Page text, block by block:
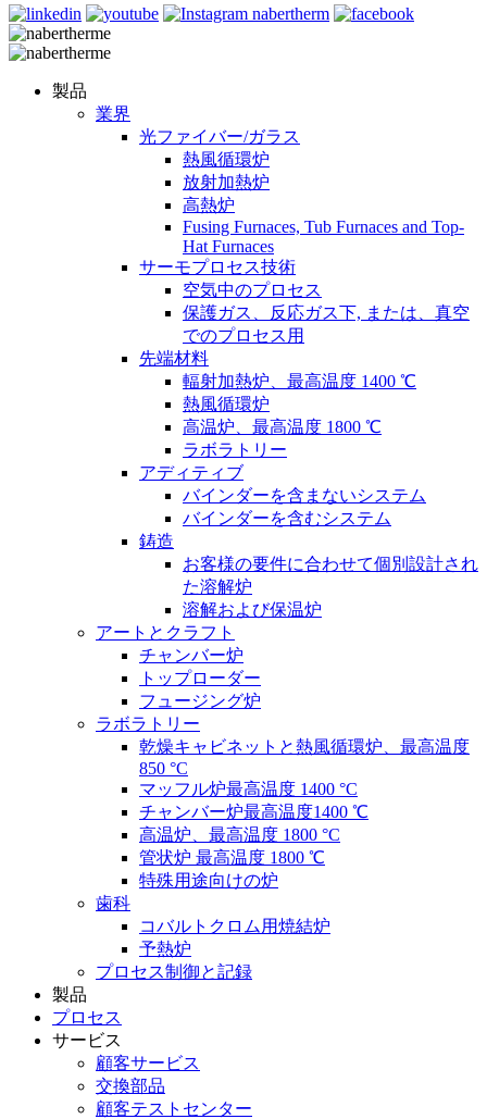
製品
業界
光ファイバー/ガラス
熱風循環炉
放射加熱炉
高熱炉
Fusing Furnaces, Tub Furnaces and Top-
Hat Furnaces
サーモプロセス技術
空気中のプロセス
保護ガス、反応ガス下, または、真空
でのプロセス用
先端材料
輻射加熱炉、最高温度 1400 ℃
熱風循環炉
高温炉、最高温度 1800 ℃
ラボラトリー
アディティブ
バインダーを含まないシステム
バインダーを含むシステム
鋳造
お客様の要件に合わせて個別設計され
た溶解炉
溶解および保温炉
アートとクラフト
チャンバー炉
トップローダー
フュージング炉
ラボラトリー
乾燥キャビネットと熱風循環炉、最高温度
850 °C
マッフル炉最高温度 1400 °C
チャンバー炉最高温度1400 ℃
高温炉、最高温度 1800 °C
管状炉 最高温度 1800 ℃
特殊用途向けの炉
歯科
コバルトクロム用焼結炉
予熱炉
プロセス制御と記録
製品
プロセス
サービス
顧客サービス
交換部品
顧客テストセンター